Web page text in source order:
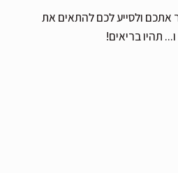
אתכם ולסייע לכם להתאים את
תהיו בריאים!